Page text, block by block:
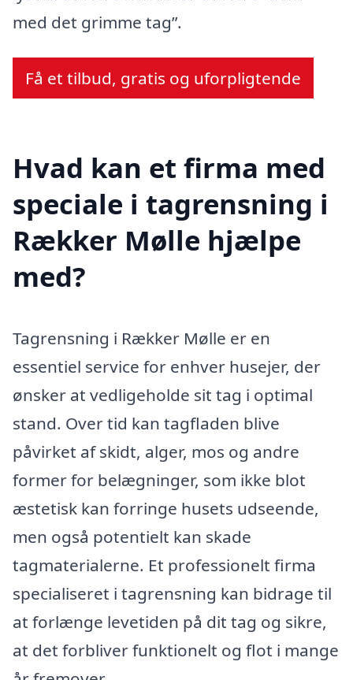
med det grimme tag”.
Få et tilbud, gratis og uforpligtende
Hvad kan et firma med
speciale i tagrensning i
Rækker Mølle hjælpe
med?
Tagrensning i Rækker Mølle er en
essentiel service for enhver husejer, der
ønsker at vedligeholde sit tag i optimal
stand. Over tid kan tagfladen blive
påvirket af skidt, alger, mos og andre
former for belægninger, som ikke blot
æstetisk kan forringe husets udseende,
men også potentielt kan skade
tagmaterialerne. Et professionelt firma
specialiseret i tagrensning kan bidrage til
at forlænge levetiden på dit tag og sikre,
at det forbliver funktionelt og flot i mange